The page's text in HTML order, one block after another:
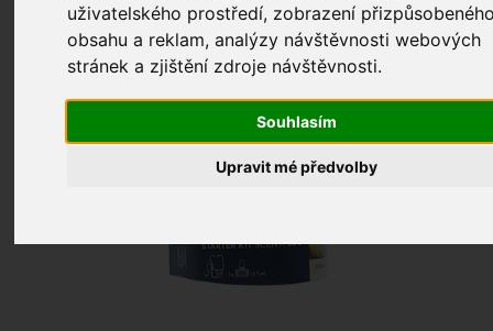
uživatelského prostředí, zobrazení
obsahu a reklam, analýzy návštěvnosti webových
stránek a zjištění zdroje návštěvnosti.
Souhlasím
Upravit mé předvolby